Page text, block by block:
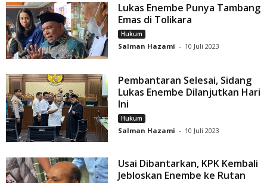
Lukas Enembe Punya Tambang
Emas di Tolikara
Hukum
Salman Hazami - 10 Juli 2023
Pembantaran Selesai, Sidang
Lukas Enembe Dilanjutkan Hari
Ini
Hukum
Salman Hazami - 10 Juli 2023
Usai Dibantarkan, KPK Kembali
Jebloskan Enembe ke Rutan